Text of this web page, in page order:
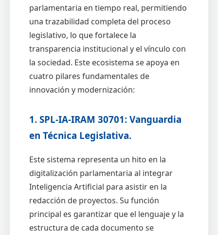
parlamentaria en tiempo real, permitiendo
una trazabilidad completa del proceso
legislativo, lo que fortalece la
transparencia institucional y el vínculo con
la sociedad. Este ecosistema se apoya en
cuatro pilares fundamentales de
innovación y modernización:
1. SPL-IA-IRAM 30701: Vanguardia
en Técnica Legislativa.
Este sistema representa un hito en la
digitalización parlamentaria al integrar
Inteligencia Artificial para asistir en la
redacción de proyectos. Su función
principal es garantizar que el lenguaje y la
estructura de cada documento se